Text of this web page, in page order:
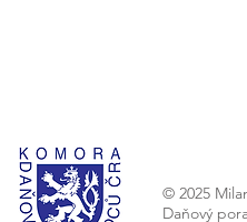
© 2025
Daňový